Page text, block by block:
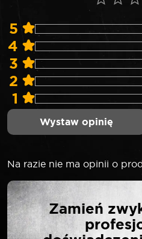
5
4
3
2
1
Wystaw opinię
Na razie nie ma opinii o
NAPISZ
OPINIĘ O
NASADKA
Zamień